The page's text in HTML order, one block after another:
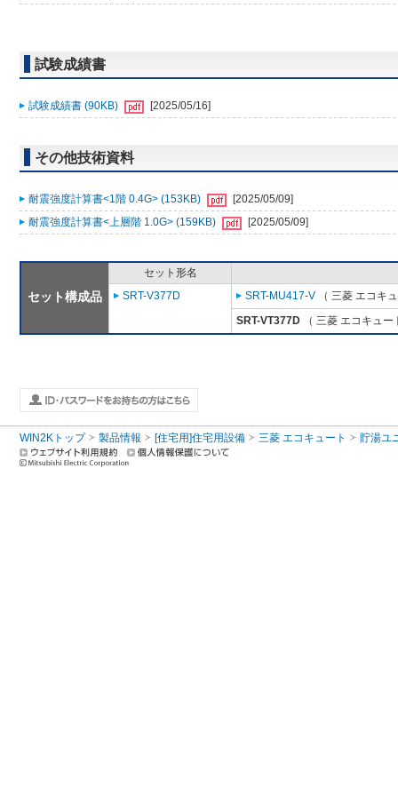
試験成績書
試験成績書 (90KB) [2025/05/16]
その他技術資料
耐震強度計算書<1階 0.4G> (153KB)
[2025/05/09]
耐震強度計算書<上層階 1.0G> (159KB)
[2025/05/09]
セット構成品
セット形名
SRT-V377D
SRT-MU417-V （ 三菱 エコキ
SRT-VT377D （ 三菱 エコキュ
WIN2Kトップ 製品情報 [住宅用]住宅用設備 三菱 エコキュート 貯湯ユ